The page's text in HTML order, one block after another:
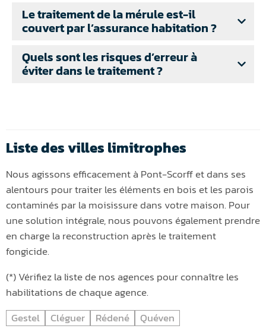
Le traitement de la mérule est-il
couvert par l’assurance habitation ?
Quels sont les risques d’erreur à
éviter dans le traitement ?
Liste des villes limitrophes
Nous agissons efficacement à Pont-Scorff et dans ses
alentours pour traiter les éléments en bois et les parois
contaminés par la moisissure dans votre maison. Pour
une solution intégrale, nous pouvons également prendre
en charge la reconstruction après le traitement
fongicide.
(*) Vérifiez la liste de nos agences pour connaître les
habilitations de chaque agence.
Gestel
Cléguer Rédené Quéven